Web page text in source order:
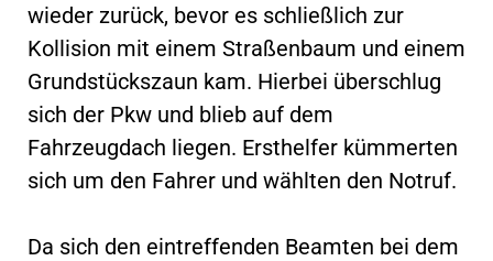
wieder zurück, bevor es schließlich zur
Kollision mit einem Straßenbaum und einem
Grundstückszaun kam. Hierbei überschlug
sich der Pkw und blieb auf dem
Fahrzeugdach liegen. Ersthelfer kümmerten
sich um den Fahrer und wählten den Notruf.
Da sich den eintreffenden Beamten bei dem